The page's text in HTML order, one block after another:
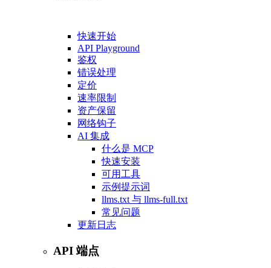
快速开始
API Playground
鉴权
错误处理
定价
速率限制
资产保留
网络钩子
AI 集成
什么是 MCP
快速安装
可用工具
示例提示词
llms.txt 与 llms-full.txt
常见问题
更新日志
API 端点